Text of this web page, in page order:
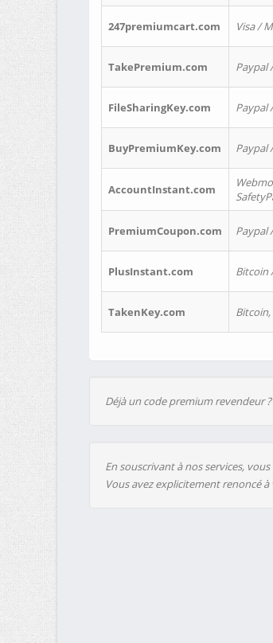
247premiumcart.com Visa /
TakePremium.com Paypal
FileSharingKey.com Paypal
BuyPremiumKey.com Paypal
AccountInstant.com
PremiumCoupon.com Paypal
PlusInstant.com Bitcoin
TakenKey.com Bitcoin,
Déjà un code premium revendeur ?
En souscrivant à nos services,
Vous avez explicitement renoncé